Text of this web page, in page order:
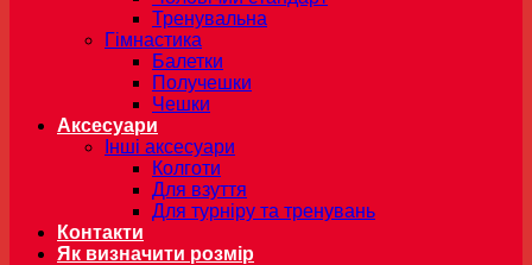
Тренувальна
Гімнастика
Балетки
Получешки
Чешки
Аксесуари
Інші аксесуари
Колготи
Для взуття
Для турніру та тренувань
Контакти
Як визначити розмір